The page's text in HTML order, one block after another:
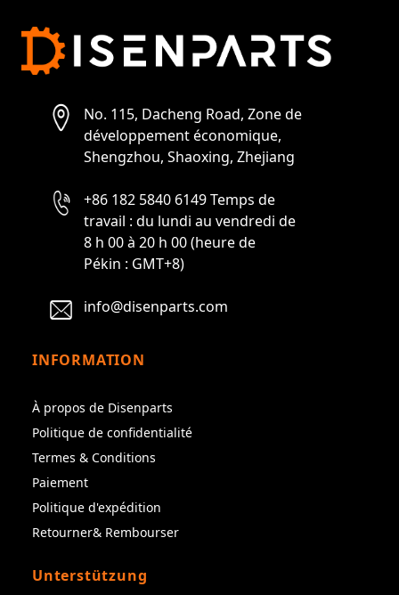
No. 115, Dacheng Road, Zone de
développement économique,
Shengzhou, Shaoxing, Zhejiang
+86 182 5840 6149 Temps de
travail : du lundi au vendredi de
8 h 00 à 20 h 00 (heure de
Pékin : GMT+8)
info@disenparts.com
INFORMATION
À propos de Disenparts
Politique de confidentialité
Termes & Conditions
Paiement
Politique d'expédition
Retourner& Rembourser
Unterstützung